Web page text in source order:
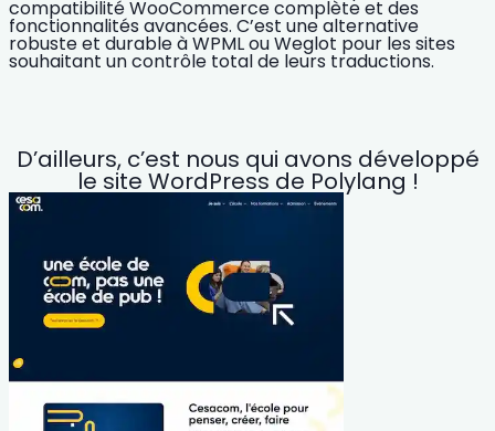
compatibilité WooCommerce complète et des
fonctionnalités avancées. C’est une alternative
robuste et durable à WPML ou Weglot pour les sites
souhaitant un contrôle total de leurs traductions.
D’ailleurs, c’est nous qui avons développé
le site WordPress de Polylang !